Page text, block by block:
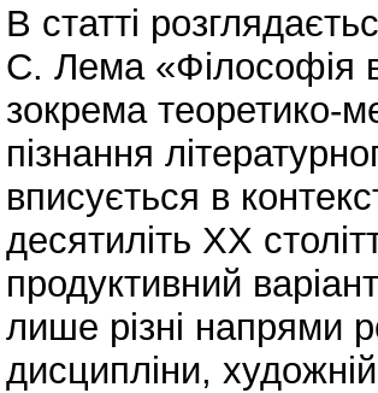
В статті
С. Лема «Філософія
зокрема теоретико-
пізнання
вписується в
десятиліть ХХ
продуктивний
лише різні напрями
дисципліни,